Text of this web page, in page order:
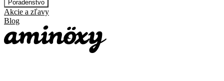
Poradenstvo
Akcie a zľavy
Blog